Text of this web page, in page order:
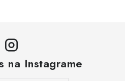
na Instagrame